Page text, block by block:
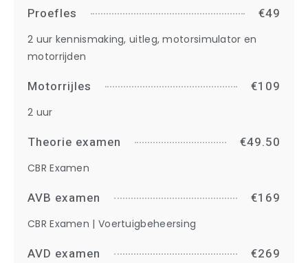
Proefles €49
2 uur kennismaking, uitleg, motorsimulator en
motorrijden
Motorrijles €109
2 uur
Theorie examen €49.50
CBR Examen
AVB examen €169
CBR Examen | Voertuigbeheersing
AVD examen €269